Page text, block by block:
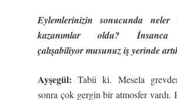
Eylemlerinizin sonucunda neler
kazanımlar oldu?İ
çalışabiliyor musunuz işyerinde
Ayşegül: Tabii ki. Mesela
sonra çok gergin bir atmosfer